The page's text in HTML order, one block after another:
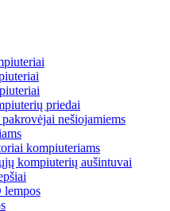
priedai
nešiojamiems
kompiuteriams
kompiuterių aušintuvai